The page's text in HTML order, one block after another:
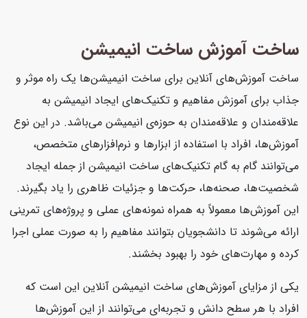
ساخت آموزش ساخت انیمیشن
ساخت آموزش‌های آنلاین برای ساخت انیمیشن‌ها یک راه موثر و
جذاب برای آموزش مفاهیم و تکنیک‌های ایجاد انیمیشن به
علاقه‌مندان و علاقه‌مندان به حوزه‌ی انیمیشن می‌باشد. در این نوع
آموزش‌ها، افراد با استفاده از ابزارها و نرم‌افزارهای متخصص،
می‌توانند گام به گام تکنیک‌های ساخت انیمیشن از جمله ایجاد
شخصیت‌ها، صحنه‌ها، حرکت‌ها و جزئیات ظاهری را یاد بگیرند.
این آموزش‌ها معمولاً به همراه نمونه‌های عملی و پروژه‌های تمرینی
ارائه می‌شوند تا دانشجویان بتوانند مفاهیم را به صورت عملی اجرا
کرده و مهارت‌های خود را بهبود بخشند.
یکی از مزایای آموزش‌های ساخت انیمیشن آنلاین این است که
افراد با هر سطح دانش و تجربه‌ای می‌توانند از این آموزش‌ها